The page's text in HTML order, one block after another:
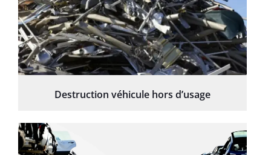
Destruction véhicule hors d’usage